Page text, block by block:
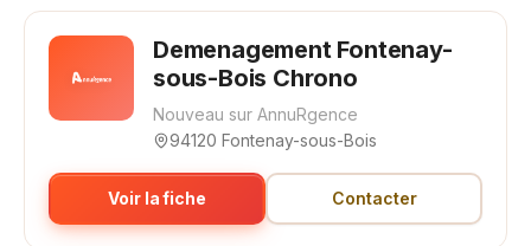
Demenagement Fontenay-
sous-Bois Chrono
Nouveau sur AnnuRgence
94120 Fontenay-sous-Bois
Voir la fiche Contacter